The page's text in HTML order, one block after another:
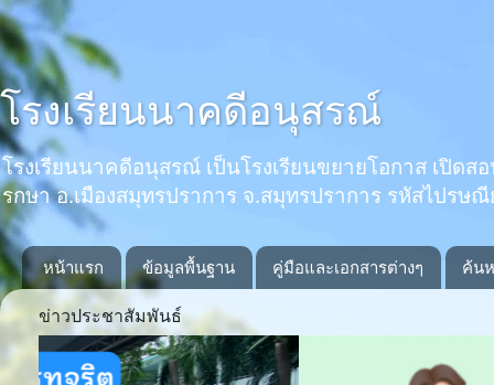
โรงเรียนนาคดีอนุสรณ์
โรงเรียนนาคดีอนุสรณ์ เป็นโรงเรียนขยายโอกาส เปิ
รกษา อ.เมืองสมุทรปราการ จ.สมุทรปราการ รหัสไปรษ
หน้าแรก ข้อมูลพื้นฐาน คู่มือและเอกสารต่างๆ ค้น
ข่าวประชาสัมพันธ์